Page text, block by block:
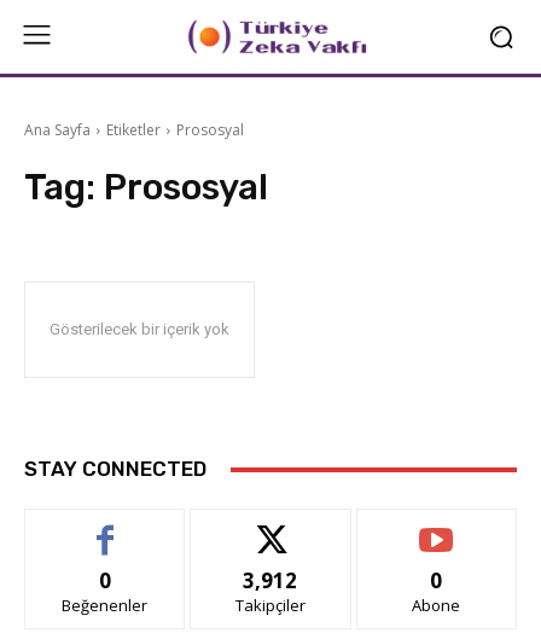
Ana Sayfa Etiketler Prososyal
Tag: Prososyal
Gösterilecek bir içerik yok
STAY CONNECTED
0
Beğenenler
3,912
Takipçiler
0
Abone